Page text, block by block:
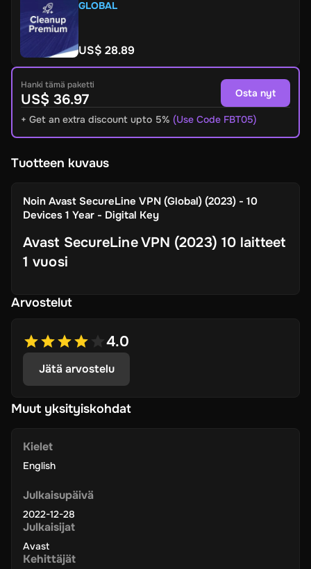
GLOBAL
US$ 28.89
Hanki tämä paketti
US$ 36.97 Osta nyt
+ Get an extra discount upto 5% (Use Code FBT05)
Tuotteen kuvaus
Noin Avast SecureLine VPN (Global) (2023) - 10
Devices 1 Year - Digital Key
Avast SecureLine VPN (2023) 10 laitteet
1 vuosi
Arvostelut
4.0
Jätä arvostelu
Muut yksityiskohdat
Julkaisupäivä
2022-12-28
Julkaisijat
Avast
Kehittäjät
Kielet
English